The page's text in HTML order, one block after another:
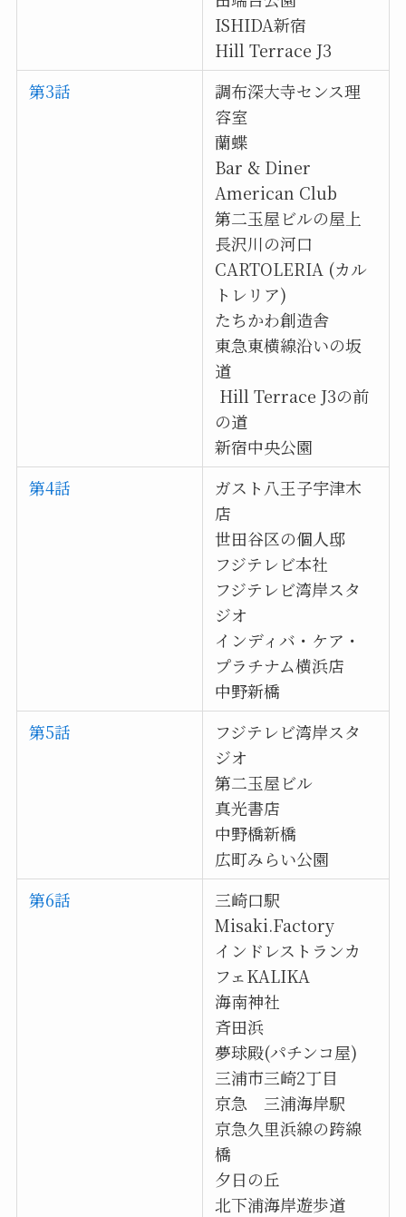
ISHIDA新宿
Hill Terrace J3
第3話
調布深大寺センス理
容室
蘭蝶
Bar & Diner
American Club
第二玉屋ビルの屋上
長沢川の河口
CARTOLERIA (カル
トレリア)
たちかわ創造舎
東急東横線沿いの坂
道
Hill Terrace J3の前
の道
新宿中央公園
第4話
ガスト八王子宇津木
店
世田谷区の個人邸
フジテレビ本社
フジテレビ湾岸スタ
ジオ
インディバ・ケア・
プラチナム横浜店
中野新橋
第5話
フジテレビ湾岸スタ
ジオ
第二玉屋ビル
真光書店
中野橋新橋
広町みらい公園
第6話
三崎口駅
Misaki.Factory
インドレストランカ
フェKALIKA
海南神社
斉田浜
夢球殿(パチンコ屋)
三浦市三崎2丁目
京急 三浦海岸駅
京急久里浜線の跨線
橋
夕日の丘
北下浦海岸遊歩道